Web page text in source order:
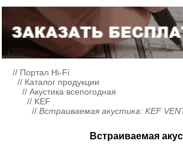
// Портал Hi-Fi
// Каталог продукции
// Акустика всепогодная
// KEF
// Встраиваемая акустика: KEF
Встраиваемая